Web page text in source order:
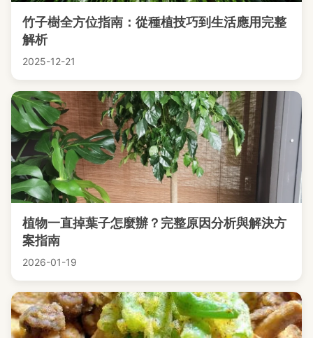
竹子樹全方位指南：從種植技巧到生活應用完整
解析
2025-12-21
植物一直掉葉子怎麼辦？完整原因分析與解決方
案指南
2026-01-19